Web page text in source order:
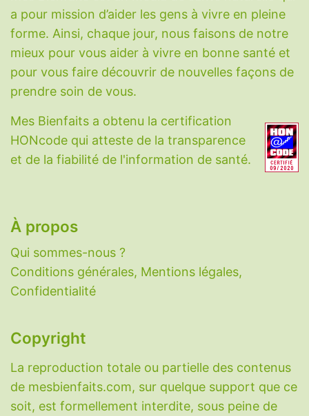
a pour mission d’aider les gens à vivre en pleine
forme. Ainsi, chaque jour, nous faisons de notre
mieux pour vous aider à vivre en bonne santé et
pour vous faire découvrir de nouvelles façons de
prendre soin de vous.
Mes Bienfaits a obtenu la certification
HONcode qui atteste de la transparence
et de la fiabilité de l'information de santé.
À propos
Qui sommes-nous ?
Conditions générales, Mentions légales,
Confidentialité
Copyright
La reproduction totale ou partielle des contenus
de mesbienfaits.com, sur quelque support que ce
soit, est formellement interdite, sous peine de